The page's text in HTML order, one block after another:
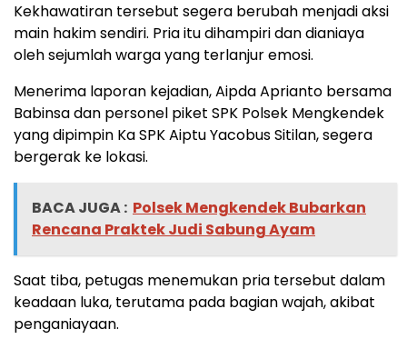
Kekhawatiran tersebut segera berubah menjadi aksi
main hakim sendiri. Pria itu dihampiri dan dianiaya
oleh sejumlah warga yang terlanjur emosi.
Menerima laporan kejadian, Aipda Aprianto bersama
Babinsa dan personel piket SPK Polsek Mengkendek
yang dipimpin Ka SPK Aiptu Yacobus Sitilan, segera
bergerak ke lokasi.
BACA JUGA : Polsek Mengkendek Bubarkan
Rencana Praktek Judi Sabung Ayam
Saat tiba, petugas menemukan pria tersebut dalam
keadaan luka, terutama pada bagian wajah, akibat
penganiayaan.